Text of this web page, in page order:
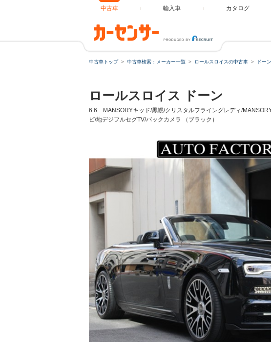
中古車 輸入車 カタログ
中古車トップ 中古車検索：メーカー一覧 ロールスロイスの中古車 ドー
ロールスロイス ドーン
6.6 MANSORYキッド/黒幌/クリスタルフライングレディ/
ビ/地デジフルセグTV/バックカメラ （ブラック）